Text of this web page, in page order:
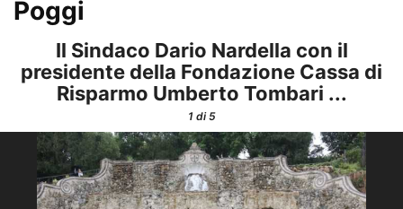
Poggi
Il Sindaco Dario Nardella con il
presidente della Fondazione Cassa di
Risparmo Umberto Tombari ...
1di 5